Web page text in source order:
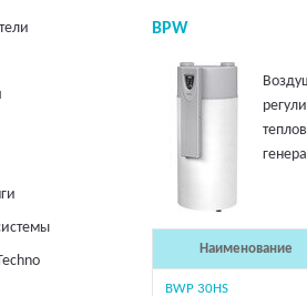
BPW
Наименование
BWP 30HS